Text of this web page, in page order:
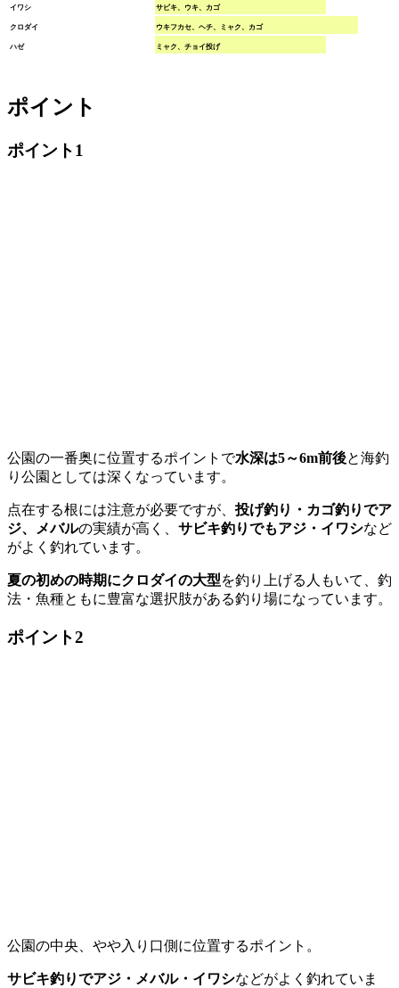
イワシ サビキ、ウキ、カゴ
クロダイ ウキフカセ、ヘチ、ミャク、カゴ
ハゼ ミャク、チョイ投げ
ポイント
ポイント1
公園の一番奥に位置するポイントで水深は5～6m前後と海釣
り公園としては深くなっています。
点在する根には注意が必要ですが、投げ釣り・カゴ釣りでア
ジ、メバルの実績が高く、 サビキ釣りでもアジ・イワシなど
がよく釣れています。
夏の初めの時期にクロダイの大型を釣り上げる人もいて、釣
法・魚種ともに豊富な選択肢がある釣り場になっています。
ポイント2
公園の中央、やや入り口側に位置するポイント。
サビキ釣りでアジ・メバル・イワシなどがよく釣れていま